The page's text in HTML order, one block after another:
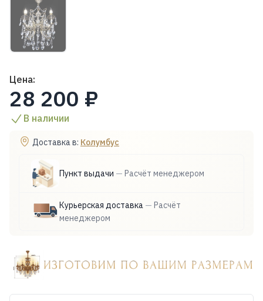
Цена:
28 200 ₽
В наличии
Доставка в: Колумбус
Пункт выдачи — Расчёт менеджером
Курьерская доставка — Расчёт
менеджером